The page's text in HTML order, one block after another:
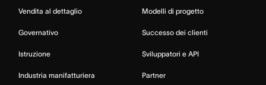
Vendita al dettaglio
Governativo
Istruzione
Industria manifatturiera
Modelli di progetto
Successo dei clienti
Sviluppatori e API
Partner